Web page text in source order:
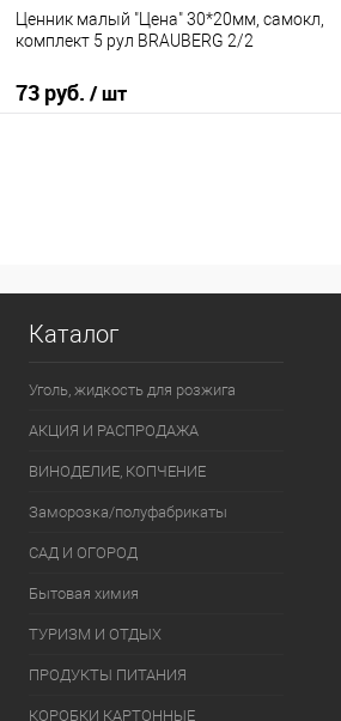
Ценник малый "Цена" 30*20мм, самокл,
комплект 5 рул BRAUBERG 2/2
73 руб. / шт
Каталог
Уголь, жидкость для розжига
АКЦИЯ И РАСПРОДАЖА
ВИНОДЕЛИЕ, КОПЧЕНИЕ
Заморозка/полуфабрикаты
САД И ОГОРОД
Бытовая химия
ТУРИЗМ И ОТДЫХ
ПРОДУКТЫ ПИТАНИЯ
КОРОБКИ КАРТОННЫЕ